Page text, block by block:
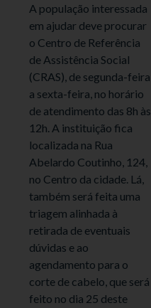
A população interessada
em ajudar deve procurar
o Centro de Referência
de Assistência Social
(CRAS), de segunda-feira
a sexta-feira, no horário
de atendimento das 8h às
12h. A instituição fica
localizada na Rua
Abelardo Coutinho, 124,
no Centro da cidade. Lá,
também será feita uma
triagem alinhada à
retirada de eventuais
dúvidas e ao
agendamento para o
corte de cabelo, que será
feito no dia 25 deste